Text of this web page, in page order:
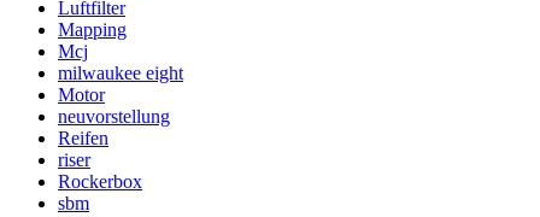
Luftfilter
Mapping
Mcj
milwaukee eight
Motor
neuvorstellung
Reifen
riser
Rockerbox
sbm